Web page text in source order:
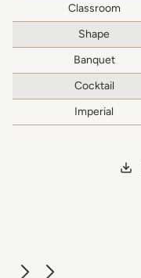
Classroom
Shape
Banquet
Cocktail
Imperial